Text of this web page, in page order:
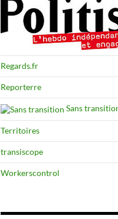
Regards.fr
Reporterre
Sans
Territoires
transiscope
Workerscontrol